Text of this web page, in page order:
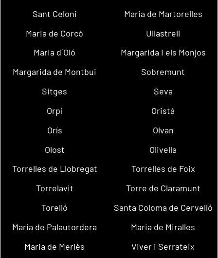
Sant Celoni
Maria de Martorelles
Maria de Corcó
Ullastrell
Maria d´Oló
Margarida i els Monjos
Margarida de Montbui
Sobremunt
Sitges
Seva
Orpí
Oristà
Orís
Olvan
Olost
Olivella
Torrelles de Llobregat
Torrelles de Foix
Torrelavit
Torre de Claramunt
Torelló
Santa Coloma de Cervelló
Maria de Palautordera
Maria de Miralles
Maria de Merlès
Viver i Serrateix